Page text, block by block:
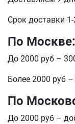
Срок доставки
По Москве:
До 2000 руб –
Более 2000 руб
По
До 2000 руб –